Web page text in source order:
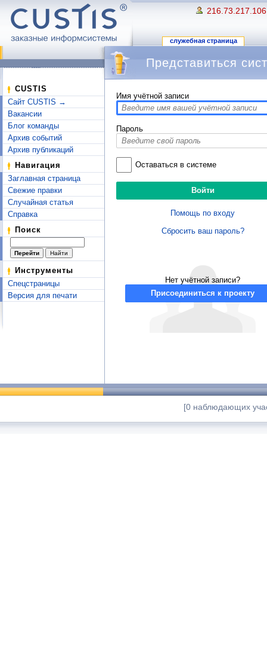
216.73.217.106
служебная страница
CUSTIS
Сайт CUSTIS →
Вакансии
Блог команды
Архив событий
Архив публикаций
Навигация
Заглавная страница
Свежие правки
Случайная статья
Справка
Поиск
Инструменты
Спецстраницы
Версия для печати
Представиться
Имя учётной записи
Пароль
Оставаться в системе
Помощь по входу
Сбросить ваш пароль?
Нет учётной записи?
Присоединиться к проекту
[0 наблюдающих